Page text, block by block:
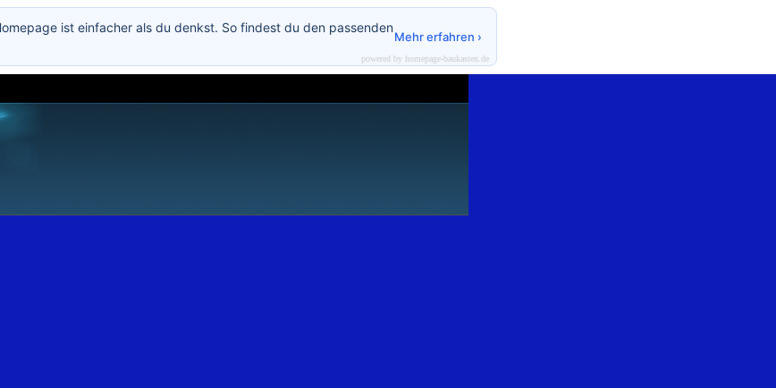
ist einfacher als du denkst. So findest du den passenden
Mehr erfahren ›
powered by homepage-baukasten.de